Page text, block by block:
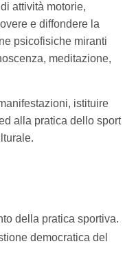
attività motorie,
e diffondere la
psicofisiche miranti
meditazione,
istituire
alla pratica dello sport
della pratica sportiva.
democratica del